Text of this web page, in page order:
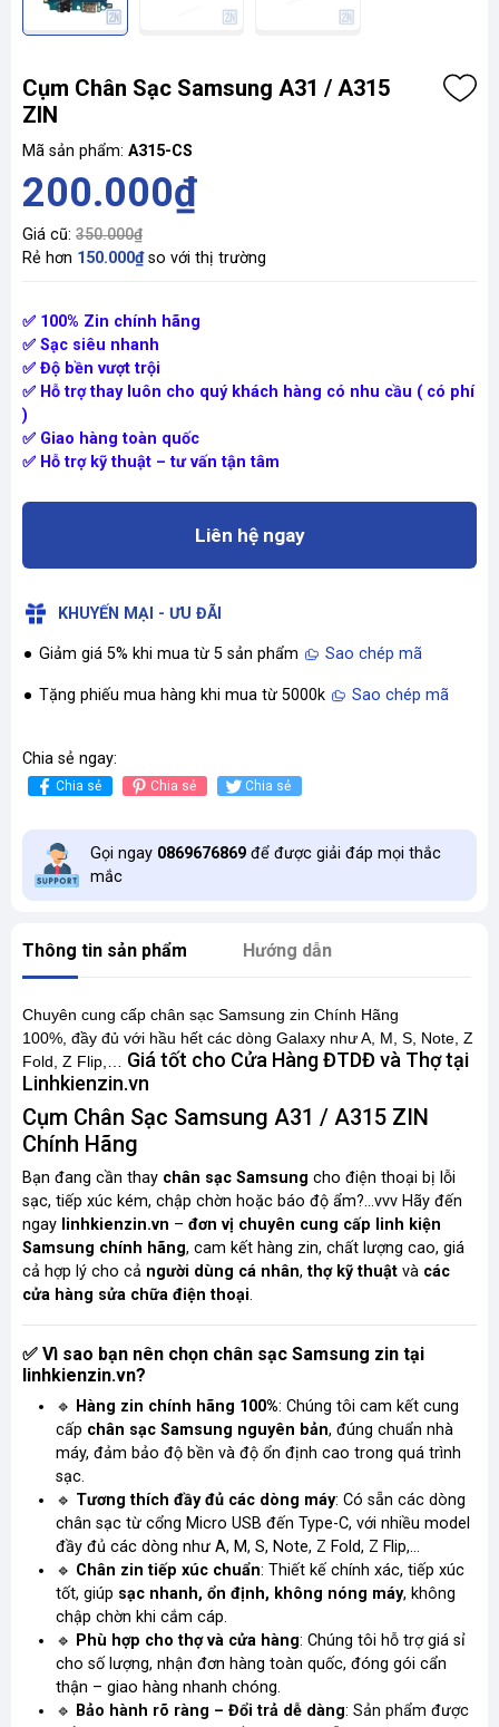
Cụm Chân Sạc Samsung A31 / A315
ZIN
Mã sản phẩm: A315-CS
200.000₫
Giá cũ: 350.000₫
Rẻ hơn 150.000₫so với thị trường
✅ 100% Zin chính hãng
✅ Sạc siêu nhanh
✅ Độ bền vượt trội
✅ Hỗ trợ thay luôn cho quý khách hàng có nhu cầu ( có phí
)
✅ Giao hàng toàn quốc
✅ Hỗ trợ kỹ thuật – tư vấn tận tâm
Liên hệ ngay
KHUYẾN MẠI - ƯU ĐÃI
Giảm giá 5% khi mua từ 5 sản phẩm Sao chép mã
Tặng phiếu mua hàng khi mua từ 5000k Sao chép mã
Chia sẻ ngay:
Chia sẻ Chia sẻ Chia sẻ
Gọi ngay 0869676869 để được giải đáp mọi thắc
mắc
Thông tin sản phẩm Hướng dẫn
Chuyên cung cấp chân sạc Samsung zin Chính Hãng
100%, đầy đủ với hầu hết các dòng Galaxy như A, M, S, Note, Z
Fold, Z Flip,… Giá tốt cho Cửa Hàng ĐTDĐ và Thợ tại
Linhkienzin.vn
Cụm Chân Sạc Samsung A31 / A315 ZIN
Chính Hãng
Bạn đang cần thay chân sạc Samsung cho điện thoại bị lỗi
sạc, tiếp xúc kém, chập chờn hoặc báo độ ẩm?...vvv Hãy đến
ngay linhkienzin.vn – đơn vị chuyên cung cấp linh kiện
Samsung chính hãng, cam kết hàng zin, chất lượng cao, giá
cả hợp lý cho cả người dùng cá nhân,thợ kỹ thuật và các
cửa hàng sửa chữa điện thoại.
✅ Vì sao bạn nên chọn chân sạc Samsung zin tại
linhkienzin.vn?
🔹 Hàng zin chính hãng 100%: Chúng tôi cam kết cung
cấp chân sạc Samsung nguyên bản, đúng chuẩn nhà
máy, đảm bảo độ bền và độ ổn định cao trong quá trình
sạc.
🔹 Tương thích đầy đủ các dòng máy: Có sẵn các dòng
chân sạc từ cổng Micro USB đến Type-C, với nhiều model
đầy đủ các dòng như A, M, S, Note, Z Fold, Z Flip,…
🔹 Chân zin tiếp xúc chuẩn: Thiết kế chính xác, tiếp xúc
tốt, giúp sạc nhanh, ổn định, không nóng máy, không
chập chờn khi cắm cáp.
🔹 Phù hợp cho thợ và cửa hàng: Chúng tôi hỗ trợ giá sỉ
cho số lượng, nhận đơn hàng toàn quốc, đóng gói cẩn
thận – giao hàng nhanh chóng.
🔹 Bảo hành rõ ràng – Đổi trả dễ dàng: Sản phẩm được